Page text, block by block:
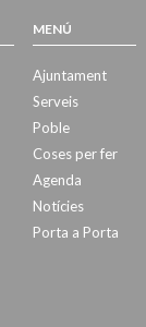
MENÚ
Ajuntament
Serveis
Poble
Coses per fer
Agenda
Notícies
Porta a Porta